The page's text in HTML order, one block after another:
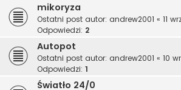
mikoryza
Ostatni post autor: andrew2001 « 11
Odpowiedzi: 2
Autopot
Ostatni post autor: andrew2001 « 10
Odpowiedzi: 1
Światło 24/0